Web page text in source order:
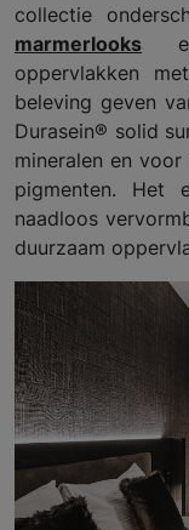
collectie
marmerlooks
oppervlakken
beleving geven
Durasein® solid
mineralen en
pigmenten. Het
naadloos
duurzaam